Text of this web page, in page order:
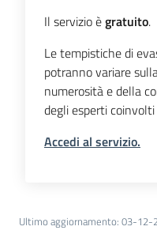
Il servizio ègratuito.
Le tempistiche di
potranno variare
numerosità e della
degli esperti
Accedi al servizio.
Ultimo aggiornamento: 03-12-